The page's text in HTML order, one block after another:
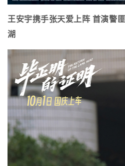
王安宇携手张天爱上阵 首演警
湖